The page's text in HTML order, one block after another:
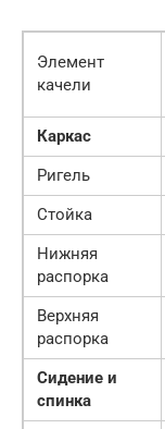
Элемент
качели
Каркас
Ригель
Стойка
Нижняя
распорка
Верхняя
распорка
Сидение и
спинка